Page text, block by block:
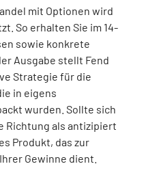
mit Optionen wird
So erhalten Sie im 14-
sowie konkrete
Ausgabe stellt Fend
Strategie für die
in eigens
wurden. Sollte sich
Richtung als antizipiert
Produkt, das zur
Gewinne dient.